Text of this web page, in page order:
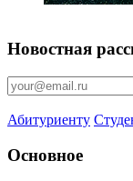
Новостная
Абитуриенту
Основное